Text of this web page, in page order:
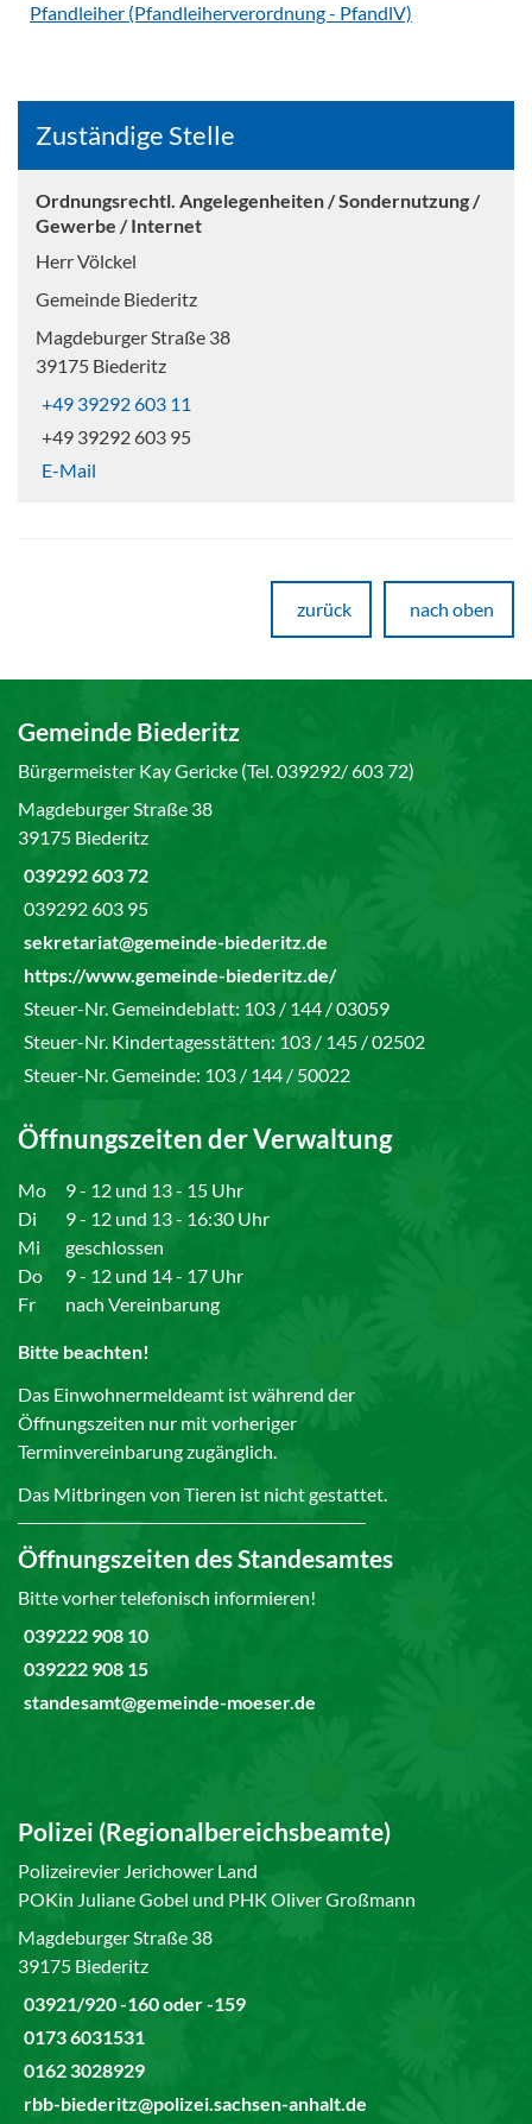
Pfandleiher (Pfandleiherverordnung - PfandlV)
Zuständige Stelle
Ordnungsrechtl. Angelegenheiten / Sondernutzung /
Gewerbe / Internet
Herr Völckel
Gemeinde Biederitz
Magdeburger Straße 38
39175 Biederitz
+49 39292 603 11
+49 39292 603 95
E-Mail
zurück nach oben
Gemeinde Biederitz
Bürgermeister Kay Gericke (Tel. 039292/ 603 72)
Magdeburger Straße 38
39175 Biederitz
039292 603 72
039292 603 95
sekretariat@gemeinde-biederitz.de
https://www.gemeinde-biederitz.de/
Steuer-Nr. Gemeindeblatt: 103 / 144 / 03059
Steuer-Nr. Kindertagesstätten: 103 / 145 / 02502
Steuer-Nr. Gemeinde: 103 / 144 / 50022
Öffnungszeiten der Verwaltung
Mo
9 - 12 und 13 - 15 Uhr
Di
9 - 12 und 13 - 16:30 Uhr
Mi
geschlossen
Do
9 - 12 und 14 - 17 Uhr
Fr
nach Vereinbarung
Bitte beachten!
Das Einwohnermeldeamt ist während der
Öffnungszeiten nur mit vorheriger
Terminvereinbarung zugänglich.
Das Mitbringen von Tieren ist nicht gestattet.
Öffnungszeiten des Standesamtes
Bitte vorher telefonisch informieren!
039222 908 10
039222 908 15
standesamt@gemeinde-moeser.de
Polizei (Regionalbereichsbeamte)
Polizeirevier Jerichower Land
POKin Juliane Gobel und PHK Oliver Großmann
Magdeburger Straße 38
39175 Biederitz
03921/920 -160 oder -159
0173 6031531
0162 3028929
rbb-biederitz@polizei.sachsen-anhalt.de